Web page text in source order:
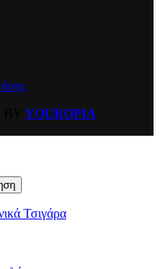
YOUROPIA
Τσιγάρα